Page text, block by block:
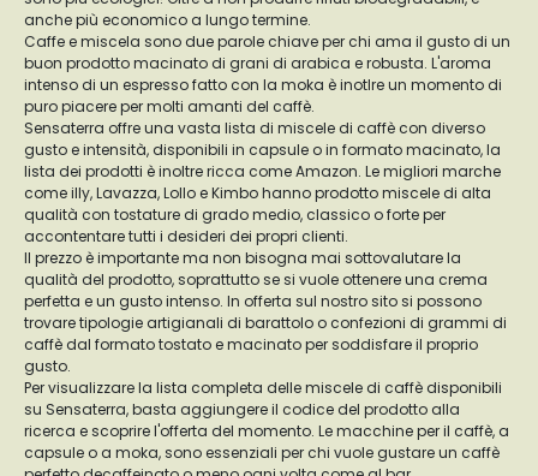
anche più economico a lungo termine.
Caffe e miscela sono due parole chiave per chi ama il gusto di un
buon prodotto macinato di grani di arabica e robusta. L'aroma
intenso di un espresso fatto con la moka è inotlre un momento di
puro piacere per molti amanti del caffè.
Sensaterra offre una vasta lista di miscele di caffè con diverso
gusto e intensità, disponibili in capsule o in formato macinato, la
lista dei prodotti è inoltre ricca come Amazon. Le migliori marche
come illy, Lavazza, Lollo e Kimbo hanno prodotto miscele di alta
qualità con tostature di grado medio, classico o forte per
accontentare tutti i desideri dei propri clienti.
Il prezzo è importante ma non bisogna mai sottovalutare la
qualità del prodotto, soprattutto se si vuole ottenere una crema
perfetta e un gusto intenso. In offerta sul nostro sito si possono
trovare tipologie artigianali di barattolo o confezioni di grammi di
caffè dal formato tostato e macinato per soddisfare il proprio
gusto.
Per visualizzare la lista completa delle miscele di caffè disponibili
su Sensaterra, basta aggiungere il codice del prodotto alla
ricerca e scoprire l'offerta del momento. Le macchine per il caffè, a
capsule o a moka, sono essenziali per chi vuole gustare un caffè